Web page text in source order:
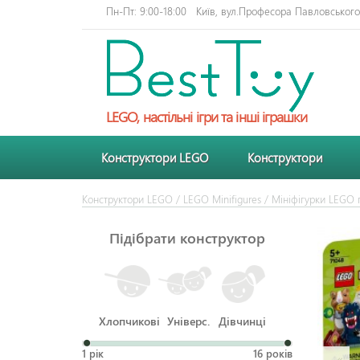
Пн-Пт: 9:00-18:00 Київ, вул.Професора
LEGO, настільні ігри та інші іграшки
Конструктори LEGO Конструктори
Конструктори LEGO / LEGO Minifigures / Мініфігурки LEGO
Підібрати конструктор
Хлопчикові Універс. Дівчинці
1 рік 16 років